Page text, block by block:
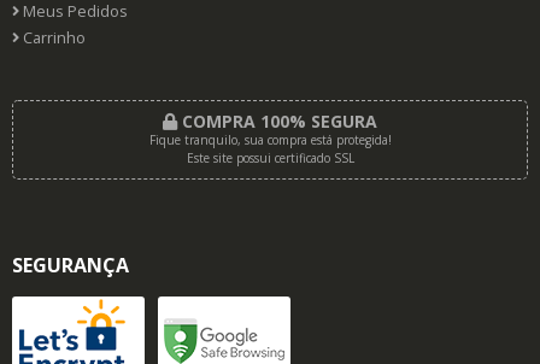
Meus Pedidos
Carrinho
COMPRA 100% SEGURA
Fique tranquilo, sua compra está protegida!
Este site possui certificado SSL
SEGURANÇA